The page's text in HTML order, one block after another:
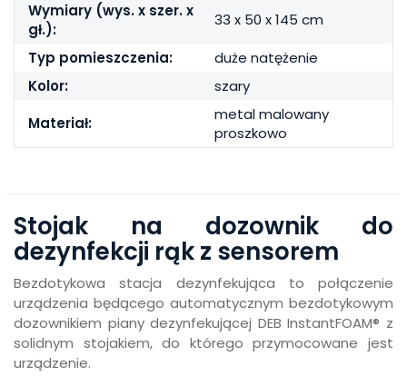
Wymiary (wys. x szer. x
gł.):
33 x 50 x 145 cm
Typ pomieszczenia:
duże natężenie
Kolor:
szary
Materiał:
metal malowany
proszkowo
Stojak na dozownik do
dezynfekcji rąk z sensorem
Bezdotykowa stacja dezynfekująca to połączenie
urządzenia będącego automatycznym bezdotykowym
dozownikiem piany dezynfekującej DEB InstantFOAM® z
solidnym stojakiem, do którego przymocowane jest
urządzenie.